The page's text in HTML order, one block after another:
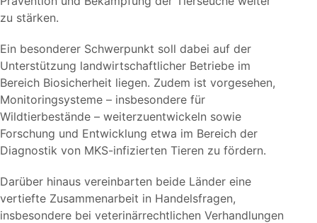
zu stärken.
Ein besonderer Schwerpunkt soll dabei auf der
Unterstützung landwirtschaftlicher Betriebe im
Bereich Biosicherheit liegen. Zudem ist vorgesehen,
Monitoringsysteme – insbesondere für
Wildtierbestände – weiterzuentwickeln sowie
Forschung und Entwicklung etwa im Bereich der
Diagnostik von MKS-infizierten Tieren zu fördern.
Darüber hinaus vereinbarten beide Länder eine
vertiefte Zusammenarbeit in Handelsfragen,
insbesondere bei veterinärrechtlichen Verhandlungen